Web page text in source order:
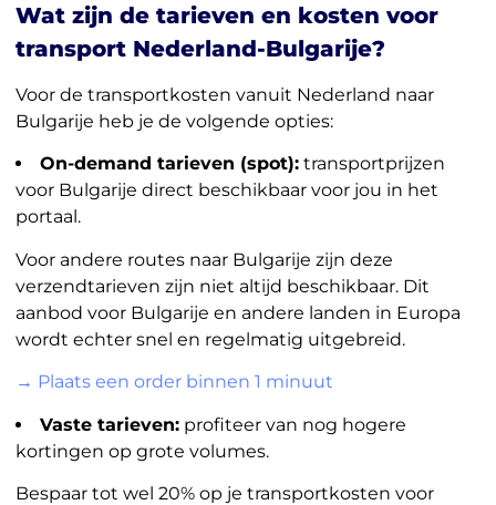
Wat zijn de tarieven en kosten voor
transport Nederland-Bulgarije?
Voor de transportkosten vanuit Nederland naar
Bulgarije heb je de volgende opties:
On-demand tarieven (spot):transportprijzen
voor Bulgarije direct beschikbaar voor jou in het
portaal.
Voor andere routes naar Bulgarije zijn deze
verzendtarieven zijn niet altijd beschikbaar. Dit
aanbod voor Bulgarije en andere landen in Europa
wordt echter snel en regelmatig uitgebreid.
→ Plaats een order binnen 1 minuut
Vaste tarieven:profiteer van nog hogere
kortingen op grote volumes.
Bespaar tot wel 20% op je transportkosten voor